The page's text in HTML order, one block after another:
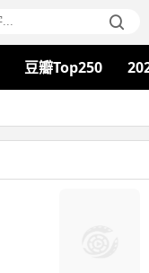
豆瓣Top250